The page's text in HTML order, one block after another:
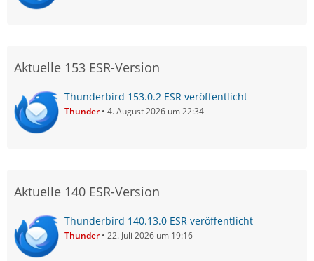
Aktuelle 153 ESR-Version
Thunderbird 153.0.2 ESR veröffentlicht
Thunder 4. August 2026 um 22:34
Aktuelle 140 ESR-Version
Thunderbird 140.13.0 ESR veröffentlicht
Thunder 22. Juli 2026 um 19:16